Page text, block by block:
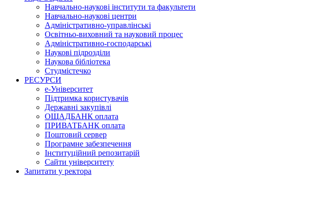
Навчально-наукові інститути та факультети
Навчально-наукові центри
Адміністративно-управлінські
Освітньо-виховний та науковий процес
Адміністративно-господарські
Наукові підрозділи
Наукова бібліотека
Студмістечко
РЕСУРСИ
е-Університет
Підтримка користувачів
Державні закупівлі
ОЩАДБАНК оплата
ПРИВАТБАНК оплата
Поштовий сервер
Програмне забезпечення
Інституційний репозитарій
Сайти університету
Запитати у ректора